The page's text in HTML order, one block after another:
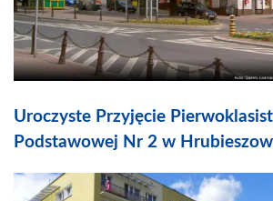
Uroczyste Przyjęcie
Podstawowej Nr 2 w